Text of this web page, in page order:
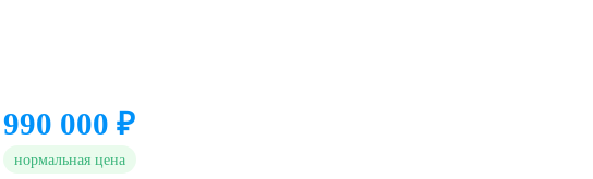
990 000 ₽
нормальная цена